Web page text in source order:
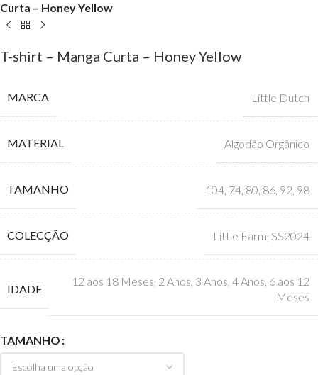
Curta – Honey Yellow
T-shirt – Manga Curta – Honey Yellow
MARCA Little Dutch
MATERIAL Algodão Orgânico
TAMANHO 104 74 80 86 92 98
COLECÇÃO Little Farm SS2024
IDADE
12 aos 18 Meses, 2 Anos, 3 Anos, 4 Anos, 6 aos 12
Meses
TAMANHO